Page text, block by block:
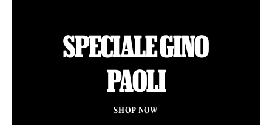
SPECIALE GINO
PAOLI
SHOP NOW